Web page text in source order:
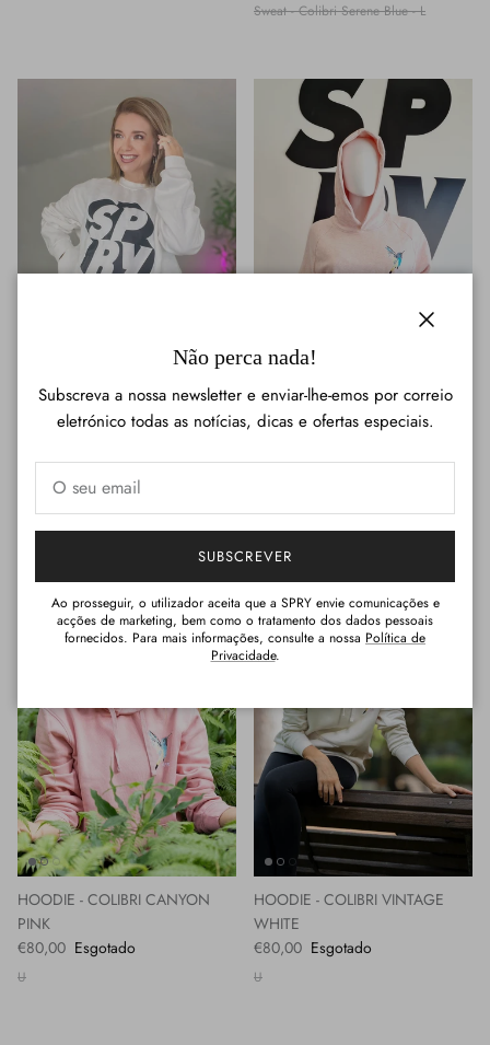
Sweat - Colibri Serene Blue - L
SPRY SWEAT
HOODIE - COLIBRI PINK
HOODIE - COLIBRI CANYON
PINK
€80,00 Esgotado
U
HOODIE - COLIBRI VINTAGE
WHITE
€80,00 Esgotado
U
Não perca nada!
Subscreva a nossa newsletter e enviar-lhe-emos por correio
eletrónico todas as notícias, dicas e ofertas especiais.
SUBSCREVER
Ao prosseguir, o utilizador aceita que a SPRY envie comunicações e
acções de marketing, bem como o tratamento dos dados pessoais
fornecidos. Para mais informações, consulte a nossa Política de
Privacidade.